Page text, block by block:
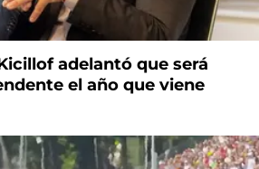
adelantó que será
el año que viene